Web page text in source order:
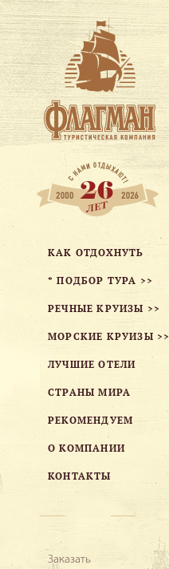
КАК ОТДОХНУТЬ
* ПОДБОР ТУРА >>
РЕЧНЫЕ КРУИЗЫ >>
МОРСКИЕ КРУИЗЫ >>
ЛУЧШИЕ ОТЕЛИ
СТРАНЫ МИРА
РЕКОМЕНДУЕМ
О КОМПАНИИ
КОНТАКТЫ
Заказать